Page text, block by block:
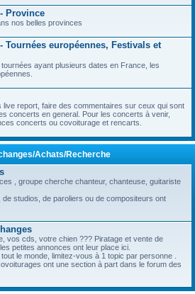
Province
nos belles provinces
Tournées européennes, Festivals et
ayant plusieurs dates en France, les
report, faire des commentaires sur ceux qui sont
concerts en general. Pour les concerts à venir,
concerts ou covoiturage et rencarts.
Achats/Recherche
, groupe cherche chanteur, chanteuse, guitariste
studios, de paroliers ou de compositeurs ont
vos cds, votre chien ??? Piratage et vente de
petites annonces ont leur place ici.
le monde, limitez-vous à 1 topic par personne .
ont une section à part dans le forum des